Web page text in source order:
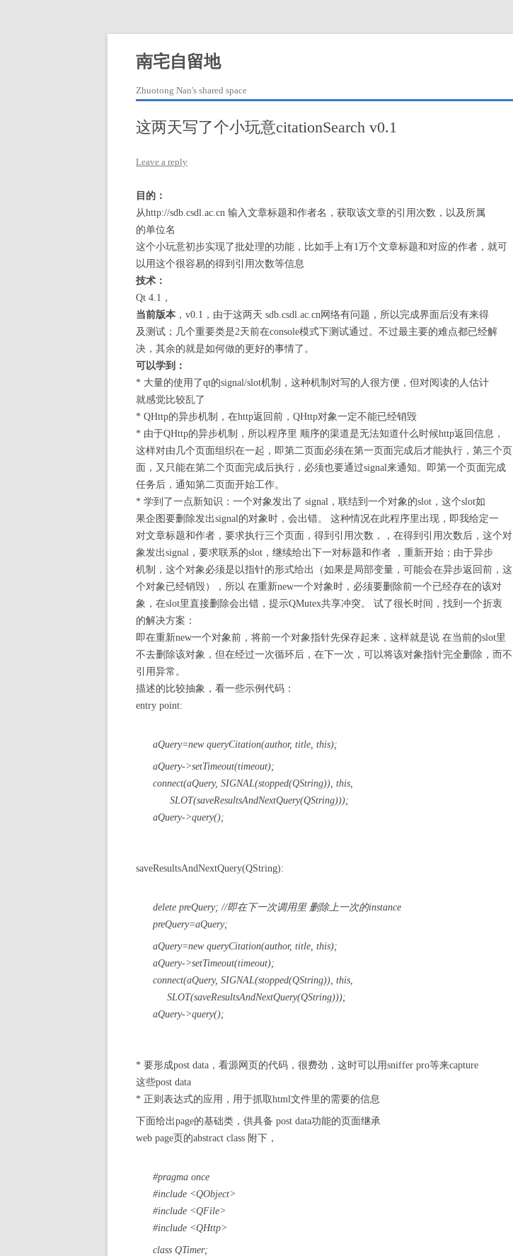
content
南宅自留地
Zhuotong Nan's shared space
这两天写了个小玩意citationSearch v0.1
Leave a reply
目的：
从http://sdb.csdl.ac.cn 输入文章标题和作者名，获取该文章的引用次数，以及所属
的单位名
这个小玩意初步实现了批处理的功能，比如手上有1万个文章标题和对应的作者，就可
以用这个很容易的得到引用次数等信息
技术：
Qt 4.1，
当前版本 ，v0.1，由于这两天 sdb.csdl.ac.cn网络有问题，所以完成界面后没有来得
及测试；几个重要类是2天前在console模式下测试通过。不过最主要的难点都已经解
决，其余的就是如何做的更好的事情了。
可以学到：
* 大量的使用了qt的signal/slot机制，这种机制对写的人很方便，但对阅读的人估计
就感觉比较乱了
* QHttp的异步机制，在http返回前，QHttp对象一定不能已经销毁
* 由于QHttp的异步机制，所以程序里 顺序的渠道是无法知道什么时候http返回信息，
这样对由几个页面组织在一起，即第二页面必须在第一页面完成后才能执行，第三个页
面，又只能在第二个页面完成后执行，必须也要通过signal来通知。即第一个页面完成
任务后，通知第二页面开始工作。
* 学到了一点新知识：一个对象发出了 signal，联结到一个对象的slot，这个slot如
果企图要删除发出signal的对象时，会出错。 这种情况在此程序里出现，即我给定一
对文章标题和作者，要求执行三个页面，得到引用次数，，在得到引用次数后，这个对
象发出signal，要求联系的slot，继续给出下一对标题和作者 ，重新开始；由于异步
机制，这个对象必须是以指针的形式给出（如果是局部变量，可能会在异步返回前，这
个对象已经销毁），所以 在重新new一个对象时，必须要删除前一个已经存在的该对
象，在slot里直接删除会出错，提示QMutex共享冲突。 试了很长时间，找到一个折衷
的解决方案：
即在重新new一个对象前，将前一个对象指针先保存起来，这样就是说 在当前的slot里
不去删除该对象，但在经过一次循环后，在下一次，可以将该对象指针完全删除，而不
引用异常。
描述的比较抽象，看一些示例代码：
entry point:
aQuery=new queryCitation(author, title, this);
aQuery->setTimeout(timeout);
connect(aQuery, SIGNAL(stopped(QString)), this,
SLOT(saveResultsAndNextQuery(QString)));
aQuery->query();
saveResultsAndNextQuery(QString):
delete preQuery; //即在下一次调用里 删除上一次的instance
preQuery=aQuery;
aQuery=new queryCitation(author, title, this);
aQuery->setTimeout(timeout);
connect(aQuery, SIGNAL(stopped(QString)), this,
SLOT(saveResultsAndNextQuery(QString)));
aQuery->query();
* 要形成post data，看源网页的代码，很费劲，这时可以用sniffer pro等来capture
这些post data
* 正则表达式的应用，用于抓取html文件里的需要的信息
下面给出page的基础类，供具备 post data功能的页面继承
web page页的abstract class 附下，
#pragma once
#include <QObject>
#include <QFile>
#include <QHttp>
class QTimer;